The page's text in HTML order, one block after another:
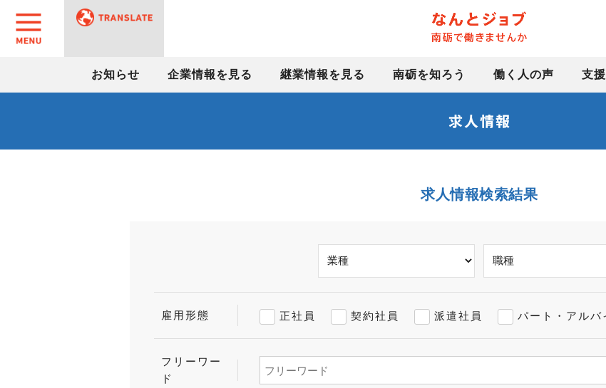
お知らせ 企業情報を見る 継業情報を見る 南砺を知ろう 働く人の声 支
求人情報検索結果
雇用形態 正社員 契約社員 派遣社員 パート・アルバ
フリーワー
ド